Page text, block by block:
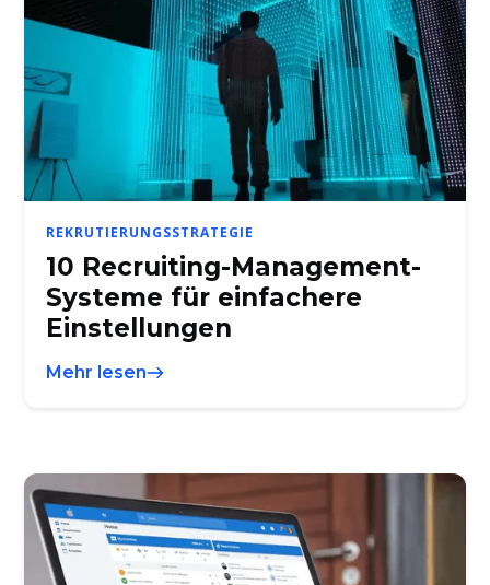
REKRUTIERUNGSSTRATEGIE
10 Recruiting-Management-
Systeme für einfachere
Einstellungen
Mehr lesen